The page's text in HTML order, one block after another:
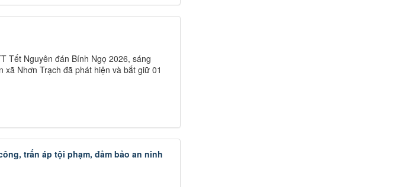
Tết Nguyên đán Bính Ngọ 2026, sáng
Nhơn Trạch đã phát hiện và bắt giữ 01
trấn áp tội phạm, đảm bảo an ninh